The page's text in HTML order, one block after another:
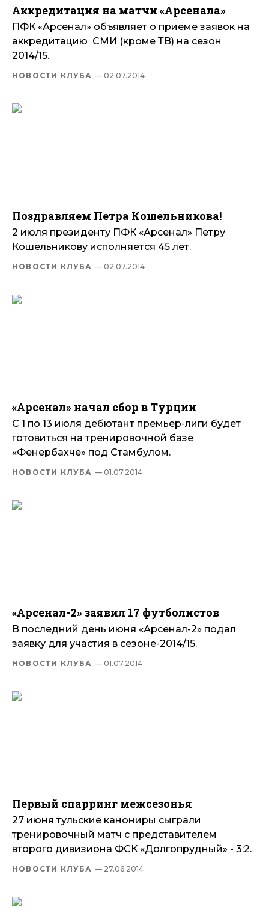
Аккредитация на матчи «Арсенала»
ПФК «Арсенал» объявляет о приеме заявок на
аккредитацию СМИ (кроме ТВ) на сезон
2014/15.
НОВОСТИ КЛУБА — 02.07.2014
Поздравляем Петра Кошельникова!
2 июля президенту ПФК «Арсенал» Петру
Кошельникову исполняется 45 лет.
НОВОСТИ КЛУБА — 02.07.2014
«Арсенал» начал сбор в Турции
С 1 по 13 июля дебютант премьер-лиги будет
готовиться на тренировочной базе
«Фенербахче» под Стамбулом.
НОВОСТИ КЛУБА — 01.07.2014
«Арсенал-2» заявил 17 футболистов
В последний день июня «Арсенал-2» подал
заявку для участия в сезоне-2014/15.
НОВОСТИ КЛУБА — 01.07.2014
Первый спарринг межсезонья
27 июня тульские канониры сыграли
тренировочный матч с представителем
второго дивизиона ФСК «Долгопрудный» - 3:2.
НОВОСТИ КЛУБА — 27.06.2014